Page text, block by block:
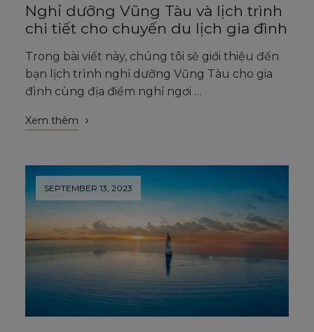
Nghỉ dưỡng Vũng Tàu và lịch trình
chi tiết cho chuyến du lịch gia đình
Trong bài viết này, chúng tôi sẽ giới thiệu đến
bạn lịch trình nghỉ dưỡng Vũng Tàu cho gia
đình cùng địa điểm nghỉ ngơi …
Xem thêm
SEPTEMBER 13, 2023